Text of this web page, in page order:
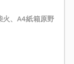
火、A4紙箱原野